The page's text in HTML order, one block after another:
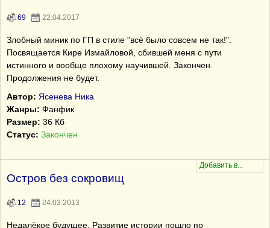
69 22.04.2017
Злобный миник по ГП в стиле "всё было совсем не так!".
Посвящается Кире Измайловой, сбившей меня с пути
истинного и вообще плохому научившей. Закончен.
Продолжения не будет.
Автор: Ясенева Ника
Жанры: Фанфик
Размер: 36 Кб
Статус: Закончен
Остров без сокровищ
12 24.03.2013
Недалёкое будущее. Развитие истории пошло по